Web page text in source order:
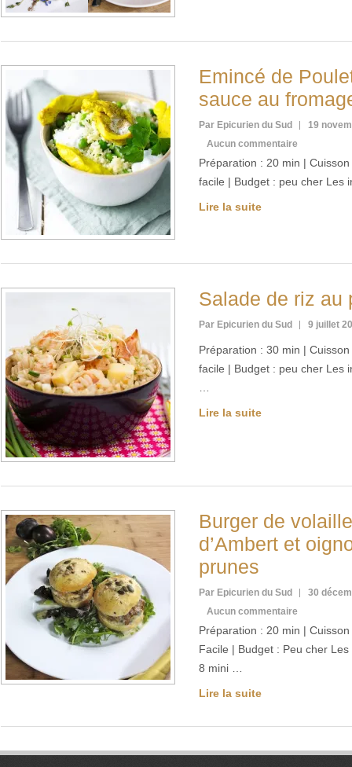
Emincé de
sauce au
Par Epicurien du Sud
19
Aucun commentaire
Préparation : 20 min |
facile | Budget : peu cher Les
Lire la suite
Salade de riz au
Par Epicurien du Sud 9 juillet
Préparation : 30 min |
facile | Budget : peu cher Les
Lire la suite
Burger de
d’Ambert et
prunes
Par Epicurien du Sud
30
Aucun commentaire
Préparation : 20 min |
Facile | Budget : Peu cher
8 mini …
Lire la suite